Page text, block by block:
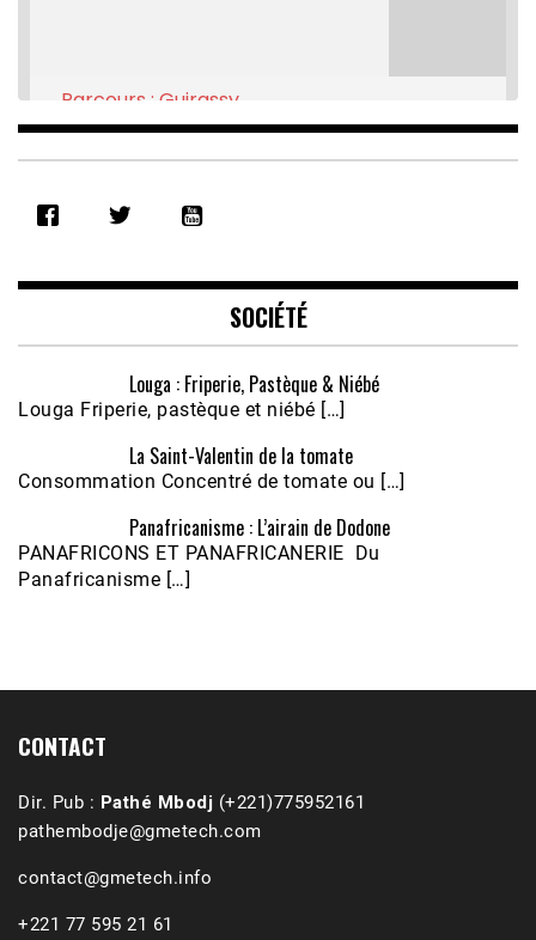
RSS FEED
EMBED
Parcours : Guirassy
Feb 16, 2021 • 28:08
Écoutez le parcours de Claudiane Kapia
Nobana (Podologue)
Feb 24, 2021 • 28mn
SOCIÉTÉ
Louga : Friperie, Pastèque & Niébé
Louga Friperie, pastèque et niébé […]
La Saint-Valentin de la tomate
Consommation Concentré de tomate ou […]
Panafricanisme : L’airain de Dodone
PANAFRICONS ET PANAFRICANERIE Du
Panafricanisme […]
CONTACT
Dir. Pub : Pathé Mbodj (+221)775952161
pathembodje@gmetech.com
contact@gmetech.info
+221 77 595 21 61